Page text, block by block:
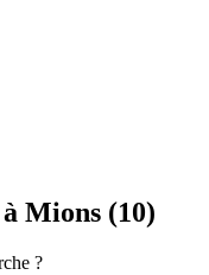
Mions (10)
?